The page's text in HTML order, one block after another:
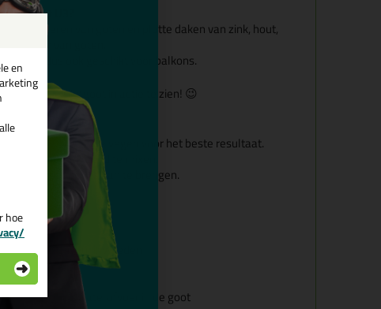
U3?
het repareren van goten en platte daken van zink, hout,
en dus ook geschikt voor balkons.
om de Gietgoot in actie te zien! 😉
om de goot schoon te vegen voor het beste resultaat.
componenten goed te mixen.
de gietgoot netjes aan te brengen.
milieu-invloeden
voor de waterafvoer in de goot
en
hoe